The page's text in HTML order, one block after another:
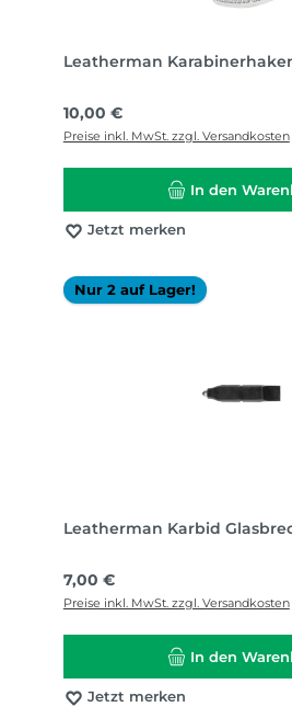
Leatherman
Regulärer Preis:
10,00 €
Preise inkl. MwSt. zzgl. Versandkosten
In den
Jetzt merken
Nur 2 auf Lager!
Leatherman Karbid
Regulärer Preis:
7,00 €
Preise inkl. MwSt. zzgl. Versandkosten
In den
Jetzt merken